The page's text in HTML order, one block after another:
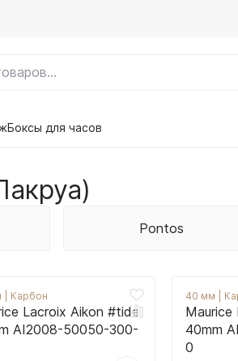
Боксы для часов
Pontos
Карбон
Lacroix Aikon #tide
AI2008-50050-300-
40 мм
Maurice
40mm
0